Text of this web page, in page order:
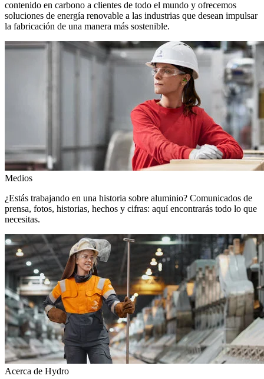
contenido en carbono a clientes de todo el mundo y ofrecemos
soluciones de energía renovable a las industrias que desean impulsar
la fabricación de una manera más sostenible.
Medios
¿Estás trabajando en una historia sobre aluminio? Comunicados de
prensa, fotos, historias, hechos y cifras: aquí encontrarás todo lo que
necesitas.
Acerca de Hydro